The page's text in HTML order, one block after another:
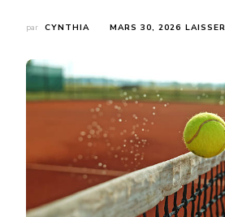
par CYNTHIA MARS 30, 2026